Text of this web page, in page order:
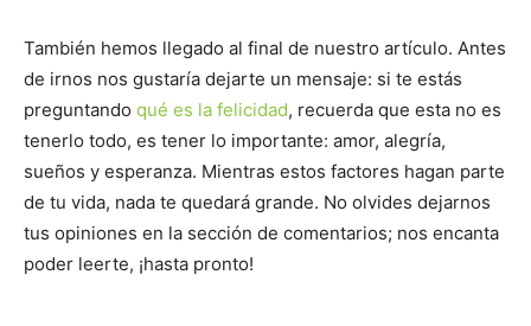
También hemos llegado al final de nuestro artículo. Antes
de irnos nos gustaría dejarte un mensaje: si te estás
preguntando qué es la felicidad, recuerda que esta no es
tenerlo todo, es tener lo importante: amor, alegría,
sueños y esperanza. Mientras estos factores hagan parte
de tu vida, nada te quedará grande. No olvides dejarnos
tus opiniones en la sección de comentarios; nos encanta
poder leerte, ¡hasta pronto!